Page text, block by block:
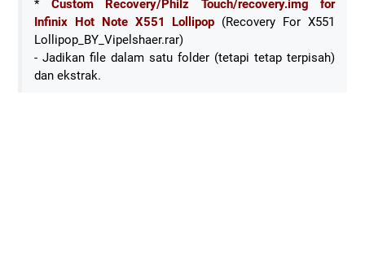
* Custom Recovery/Philz Touch/recovery.img for
Infinix Hot Note X551 Lollipop (Recovery For X551
Lollipop_BY_Vipelshaer.rar)
- Jadikan file dalam satu folder (tetapi tetap terpisah)
dan ekstrak.